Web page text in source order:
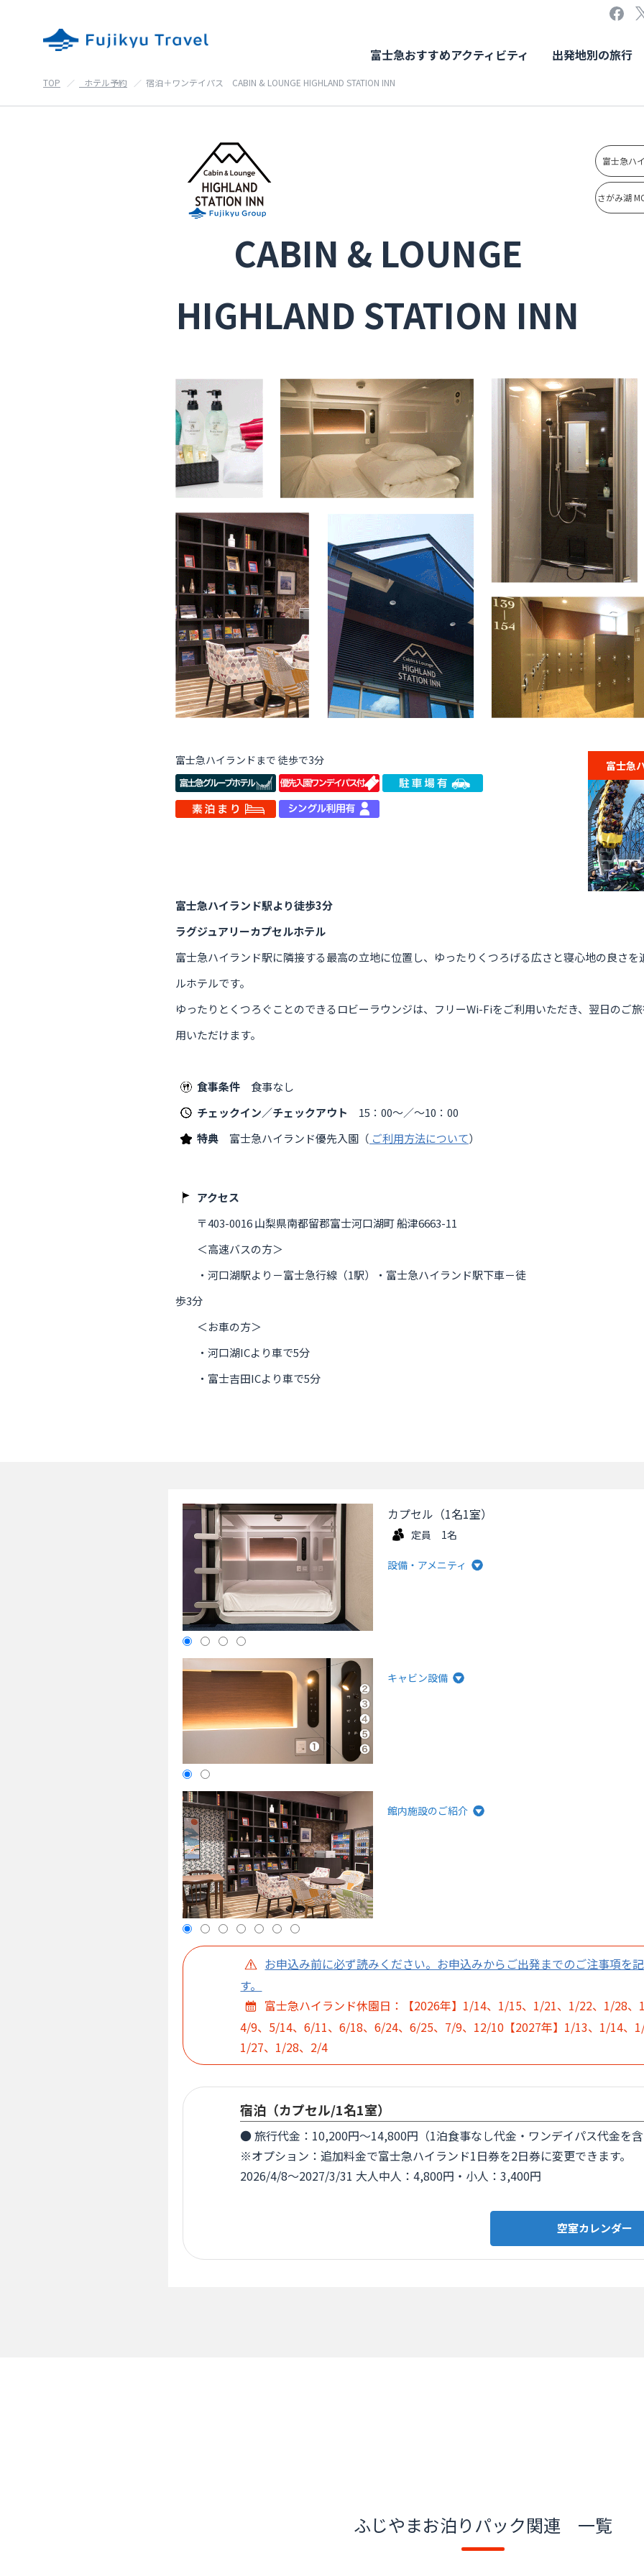
富士急おすすめアクティビティ 出発地別の旅行
TOP _ホテル予約 宿泊＋ワンデイパス CABIN & LOUNGE HIGHLAND STATION INN
CABIN & LOUNGE
HIGHLAND STATION INN
富士急ハ
さがみ湖
富士急ハイランドまで 徒歩で3分 富士急
富士急ハイランド駅より徒歩3分
ラグジュアリーカプセルホテル
富士急ハイランド駅に隣接する最高の立地に位置し、ゆったりくつろげる広さと寝心地の良さ
ルホテルです。
ゆったりとくつろぐことのできるロビーラウンジは、フリーWi-Fiをご利用いただき、翌日のご
用いただけます。
食事条件 食事なし
チェックイン／チェックアウト 15：00～／～10：00
特典 富士急ハイランド優先入園（ ご利用方法について）
アクセス
〒403-0016 山梨県南都留郡富士河口湖町 船津6663-11
＜高速バスの方＞
・河口湖駅より－富士急行線（1駅）・富士急ハイランド駅下車－徒
歩3分
＜お車の方＞
・河口湖ICより車で5分
・富士吉田ICより車で5分
カプセル（1名1室）
定員 1名
設備・アメニティ
キャビン設備
館内施設のご紹介
お申込み前に必ず読みください。お申込みからご出発までのご注事項を
す。
富士急ハイランド休園日：【2026年】1/14、1/15、1/21、1/22、1/28、
4/9、5/14、6/11、6/18、6/24、6/25、7/9、12/10【2027年】1/13、1/14、1/
1/27、1/28、2/4
宿泊（カプセル/1名1室）
● 旅行代金：10,200円～14,800円（1泊食事なし代金・ワンデイパス代金を含
※オプション：追加料金で富士急ハイランド1日券を2日券に変更できます。
2026/4/8～2027/3/31 大人中人：4,800円・小人：3,400円
空室カレンダー
ふじやまお泊りパック関連 一覧